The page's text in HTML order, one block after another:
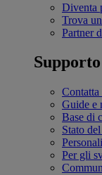
Diventa
Trova
Partner
Supporto
Guide e
Base di
Stato
Per gli